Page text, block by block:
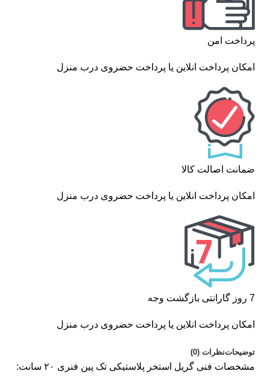
پرداخت امن
امکان پرداخت انلاین یا پرداخت حضروی درب منزل
ضمانت اصالت کالا
امکان پرداخت انلاین یا پرداخت حضروی درب منزل
7 روز گارانتی بازگشت وجه
امکان پرداخت انلاین یا پرداخت حضروی درب منزل
توضیحاتنظرات (0)
مشخصات فنی گریل استخر پلاستیکی تک پین فنری ۲۰ سانت: